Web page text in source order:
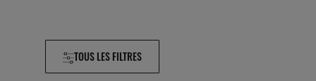
TOUS LES FILTRES